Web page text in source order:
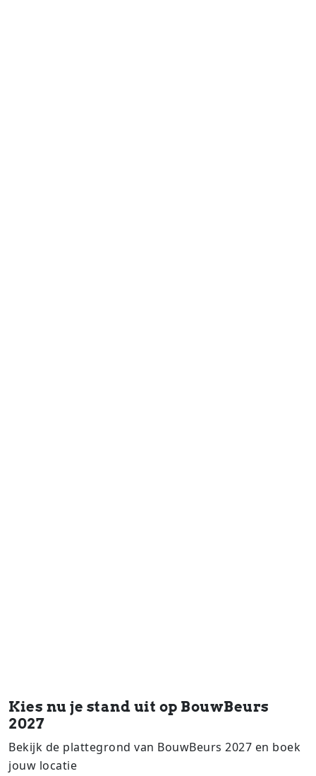
Kies nu je stand uit op BouwBeurs
2027
Bekijk de plattegrond van BouwBeurs 2027 en boek
jouw locatie